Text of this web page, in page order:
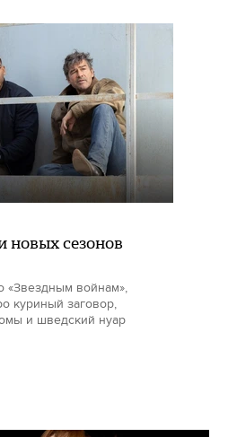
новых сезонов
«Звездным войнам»,
куриный заговор,
и шведский нуар